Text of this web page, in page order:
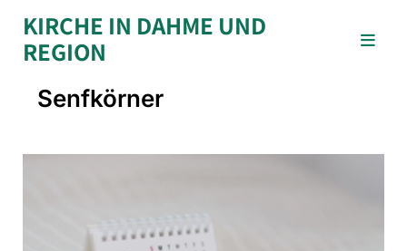
KIRCHE IN DAHME UND
REGION
Senfkörner